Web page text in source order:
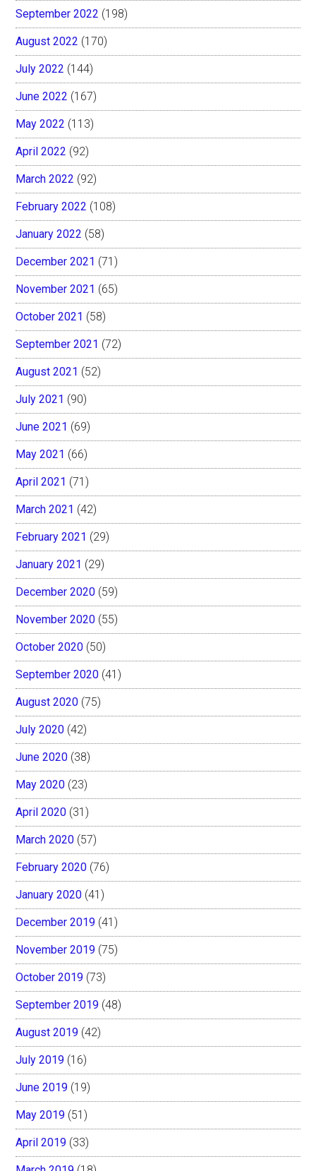
September 2022 (198)
August 2022 (170)
July 2022 (144)
June 2022 (167)
May 2022 (113)
April 2022 (92)
March 2022 (92)
February 2022 (108)
January 2022 (58)
December 2021 (71)
November 2021 (65)
October 2021 (58)
September 2021 (72)
August 2021 (52)
July 2021 (90)
June 2021 (69)
May 2021 (66)
April 2021 (71)
March 2021 (42)
February 2021 (29)
January 2021 (29)
December 2020 (59)
November 2020 (55)
October 2020 (50)
September 2020 (41)
August 2020 (75)
July 2020 (42)
June 2020 (38)
May 2020 (23)
April 2020 (31)
March 2020 (57)
February 2020 (76)
January 2020 (41)
December 2019 (41)
November 2019 (75)
October 2019 (73)
September 2019 (48)
August 2019 (42)
July 2019 (16)
June 2019 (19)
May 2019 (51)
April 2019 (33)